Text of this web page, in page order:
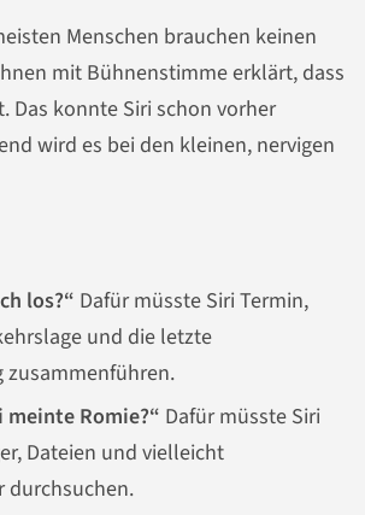
Menschen brauchen keinen
mit Bühnenstimme erklärt, dass
Das konnte Siri schon vorher
wird es bei den kleinen, nervigen
los?“ Dafür müsste Siri Termin,
und die letzte
zusammenführen.
meinte Romie?“ Dafür müsste Siri
Dateien und vielleicht
durchsuchen.